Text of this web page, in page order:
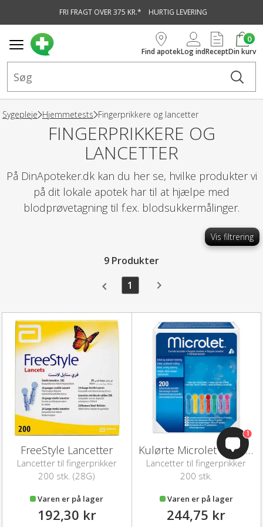
FRI FRAGT OVER 375 KR.* HURTIG LEVERING
Find apotekLog indRecept
0
Din kurv
Sygepleje Hjemmetests Fingerprikkere og lancetter
FINGERPRIKKERE OG
LANCETTER
På DinApoteker.dk kan du her se, hvilke produkter vi
på dit lokale apotek har til at hjælpe med
blodprøvetagning til f.ex. blodsukkermålinger.
Vis filtrering
9 Produkter
1
FreeStyle Lancetter
Lancetter til fingerprikker
200 stk. (28G)
Varen er på lager
192,30 kr
Kulørte Microlet lancetter
Lancetter til fingerprikker
200 stk.
Varen er på lager
244,75 kr
1